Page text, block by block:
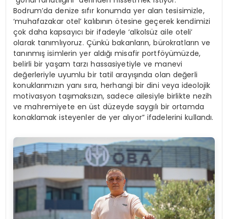
Bodrum’da denize sıfır konumda yer alan tesisimizle,
‘muhafazakar otel’ kalıbının ötesine geçerek kendimizi
çok daha kapsayıcı bir ifadeyle ‘alkolsüz aile oteli’
olarak tanımlıyoruz. Çünkü bakanların, bürokratların ve
tanınmış isimlerin yer aldığı misafir portföyümüzde,
belirli bir yaşam tarzı hassasiyetiyle ve manevi
değerleriyle uyumlu bir tatil arayışında olan değerli
konuklarımızın yanı sıra, herhangi bir dini veya ideolojik
motivasyon taşımaksızın, sadece ailesiyle birlikte nezih
ve mahremiyete en üst düzeyde saygılı bir ortamda
konaklamak isteyenler de yer alıyor” ifadelerini kullandı.